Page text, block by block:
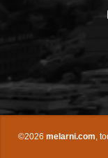
©2026 melarni.com,